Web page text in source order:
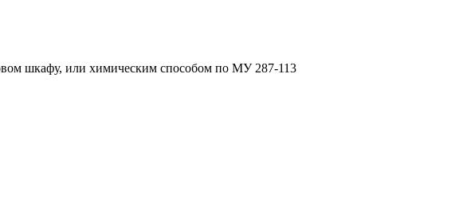
шкафу, или химическим способом по МУ 287-113